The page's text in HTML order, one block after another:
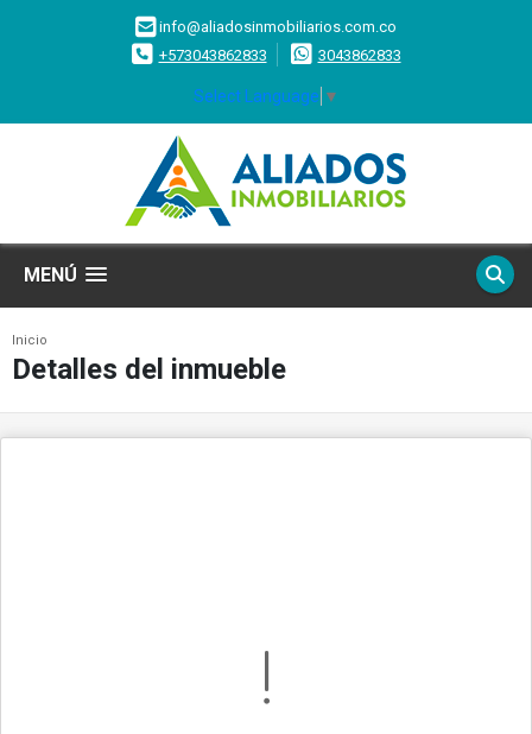
info@aliadosinmobiliarios.com.co
+573043862833
3043862833
Select Language ▼
MENÚ
Inicio
Detalles del inmueble